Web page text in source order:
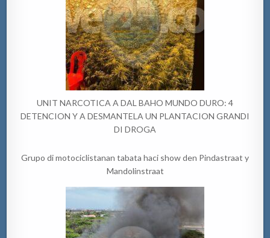
UNIT NARCOTICA A DAL BAHO MUNDO DURO: 4
DETENCION Y A DESMANTELA UN PLANTACION GRANDI
DI DROGA
Grupo di motociclistanan tabata haci show den Pindastraat y
Mandolinstraat